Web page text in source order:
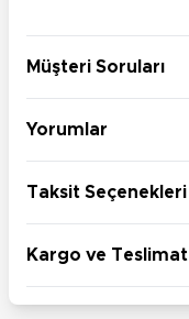
Müşteri Soruları
Yorumlar
Taksit Seçenekleri
Kargo ve Teslimat